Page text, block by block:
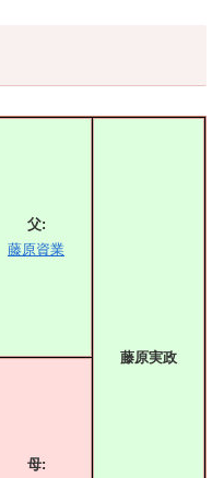
父:
藤原資業
藤原実政
母: